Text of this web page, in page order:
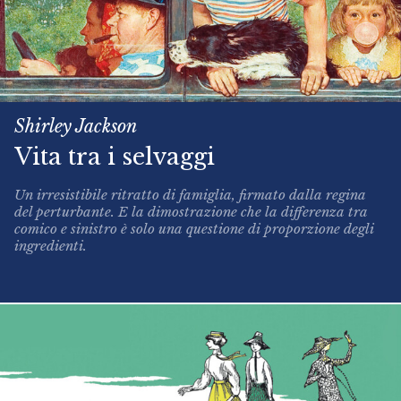
Shirley Jackson
Vita tra i selvaggi
Un irresistibile ritratto di famiglia, firmato dalla regina
del perturbante. E la dimostrazione che la differenza tra
comico e sinistro è solo una questione di proporzione degli
ingredienti.